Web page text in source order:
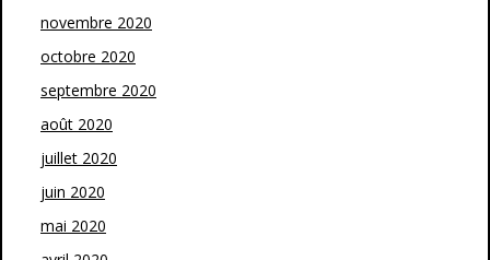
novembre 2020
octobre 2020
septembre 2020
août 2020
juillet 2020
juin 2020
mai 2020